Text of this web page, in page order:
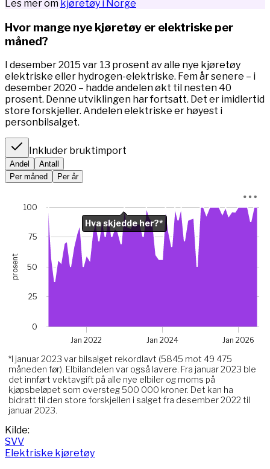
Les mer om kjøretøy i Norge
Hvor mange nye kjøretøy er elektriske per
måned?
I desember 2015 var 13 prosent av alle nye kjøretøy
elektriske eller hydrogen-elektriske. Fem år senere – i
desember 2020 – hadde andelen økt til nesten 40
prosent. Denne utviklingen har fortsatt. Det er imidlertid
store forskjeller. Andelen elektriske er høyest i
personbilsalget.
Inkluder bruktimport
Andel
Antall
Per måned
Per år
Chart with 67 data points.
*I januar 2023 var bilsalget rekordlavt (5845 mot 49
View as data table, Chart
The chart has 1 X axis displaying Time. Data ranges from
The chart has 1 Y axis displaying prosent. Data ranges
Chart annotations summary
prosent
*I januar 2023 var bilsalget rekordlavt (5845 mot 49 475
måneden før). Elbilandelen var også lavere. Fra januar 2023 ble
det innført vektavgift på alle nye elbiler og moms på
kjøpsbeløpet som oversteg 500 000 kroner. Det kan ha
bidratt til den store forskjellen i salget fra desember 2022 til
januar 2023.
Jan 2022 Jan 2024 Jan 2026
0
25
50
75
100
Hva skjedde her?*
End of interactive chart.
Kilde:
SVV
Elektriske kjøretøy